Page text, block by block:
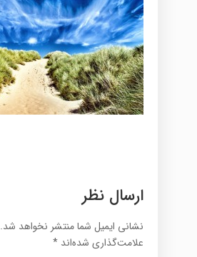
ارسال نظر
نشانی ایمیل شما منتشر نخواهد شد.
علامت‌گذاری شده‌اند *